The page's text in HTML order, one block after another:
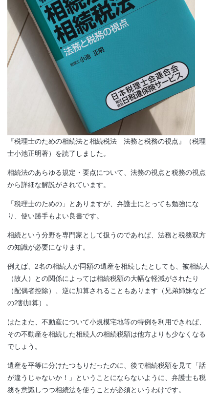
『税理士のための相続法と相続税法 法務と税務の視点』（税理
士小池正明著）を読了しました。
相続法のあらゆる規定・要点について、法務の視点と税務の視点
から詳細な解説がされています。
「税理士のための」とありますが、弁護士にとっても勉強にな
り、使い勝手もよい良書です。
相続という分野を専門家として扱うのであれば、法務と税務双方
の知識が必要になります。
例えば、2名の相続人が同額の遺産を相続したとしても、被相続人
（故人）との関係によっては相続税額の大幅な軽減がされたり
（配偶者控除）、逆に加算されることもあります（兄弟姉妹など
の2割加算）。
はたまた、不動産について小規模宅地等の特例を利用できれば、
その不動産を相続した相続人の相続税額は他方よりも少なくなる
でしょう。
遺産を平等に分けたつもりだったのに、後で相続税額を見て「話
が違うじゃないか！」ということにならないように、弁護士も税
務を意識しつつ相続法を使うことが必須というわけです。